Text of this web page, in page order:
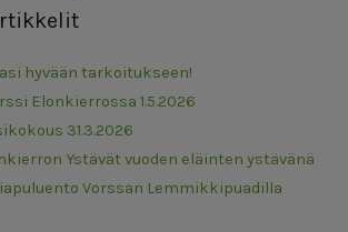
hyvään tarkoitukseen!
Elonkierrossa 1.5.2026
31.3.2026
Ystävät vuoden eläinten ystävänä
Vorssan Lemmikkipuadilla